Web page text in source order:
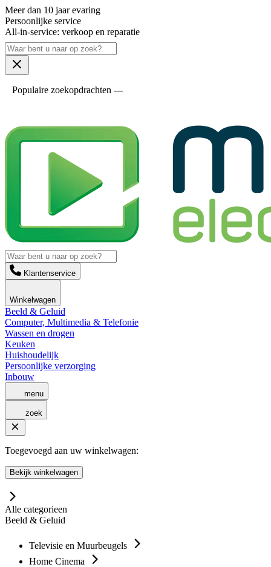
Meer dan 10 jaar evaring
Persoonlijke service
All-in-service: verkoop en reparatie
Populaire zoekopdrachten ---
Klantenservice
Winkelwagen
Beeld & Geluid
Computer, Multimedia & Telefonie
Wassen en drogen
Keuken
Huishoudelijk
Persoonlijke verzorging
Inbouw
menu
zoek
Toegevoegd aan uw winkelwagen:
Bekijk winkelwagen
Alle categorieen
Beeld & Geluid
Televisie en Muurbeugels
Home Cinema